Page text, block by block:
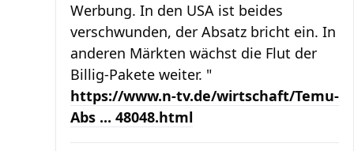
Werbung. In den USA ist beides
verschwunden, der Absatz bricht ein. In
anderen Märkten wächst die Flut der
Billig-Pakete weiter. "
https://www.n-tv.de/wirtschaft/Temu-
Abs ... 48048.html